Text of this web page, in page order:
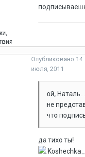
Опубликовано 14
июля, 2011
ой,
не
что
да тихо ты!